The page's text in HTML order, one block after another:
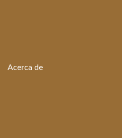
Acerca de